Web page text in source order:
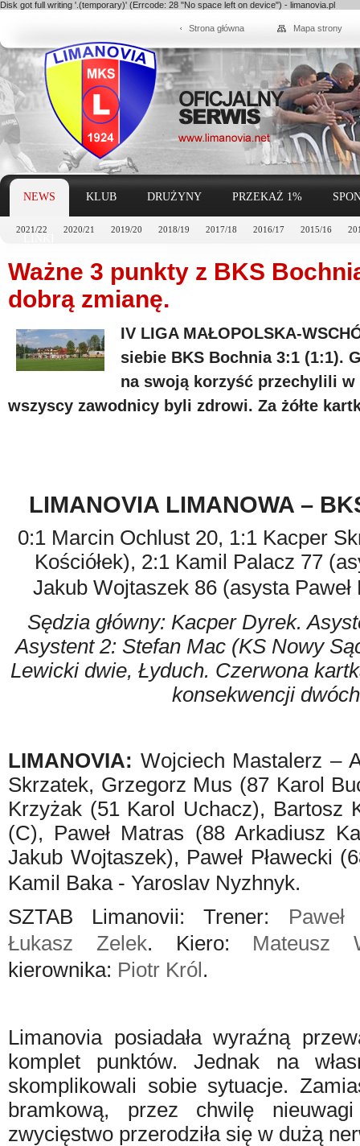
Disk got full writing '.(temporary)' (Errcode: 28 "No space left on device") - limanovia.pl
Strona główna Mapa strony
NEWS
2021/22 2020/21 2019/20 2018/19 2017/18 2016/17 2015/16
KLUB DRUŻYNY PRZEKAŻ 1%
Ważne 3 punkty z BKS
dobrą zmianę.
IV LIGA MAŁOPOLSKA-
siebie BKS Bochnia 3:1 (1:1).
na swoją korzyść przechylili w
wszyscy zawodnicy byli zdrowi. Za żółte
LIMANOVIA LIMANOWA –
0:1 Marcin Ochlust 20, 1:1 Kacper
Kościółek), 2:1 Kamil Palacz 77
Jakub Wojtaszek 86 (asysta
Sędzia główny: Kacper Dyrek.
Asystent 2: Stefan Mac (KS Nowy
Lewicki dwie, Łyduch. Czerwona
konsekwencji
LIMANOVIA: Wojciech Mastalerz –
Skrzatek, Grzegorz Mus (87 Karol
Krzyżak (51 Karol Uchacz), Bartosz
(C), Paweł Matras (88 Arkadiusz
Jakub Wojtaszek), Paweł Pławecki
Kamil Baka - Yaroslav Nyzhnyk.
SZTAB Limanovii: Trener:
Łukasz Zelek. Kiero: Mateusz
kierownika: Piotr Król .
Limanovia posiadała wyraźną
komplet punktów. Jednak na
skomplikowali sobie sytuacje.
bramkową, przez chwilę
zwycięstwo przerodziła się w dużą